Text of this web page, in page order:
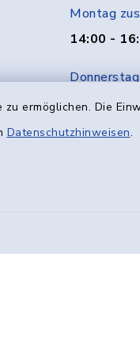
ermöglichen. Die
Datenschutzhinweisen.
Montag
14:00 -
14:00 -
Freitag